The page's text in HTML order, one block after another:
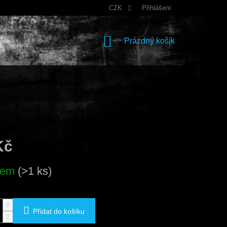
CZK Přihlášení
NÁKUPNÍ
KOŠÍK
Prázdný košík
(>1 ks)
Přidat do košíku